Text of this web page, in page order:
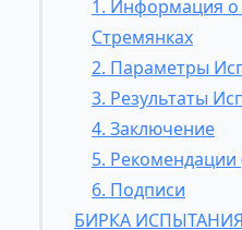
1. Информация о
Стремянках
2. Параметры
3. Результаты
4. Заключение
5.
6. Подписи
БИРКА